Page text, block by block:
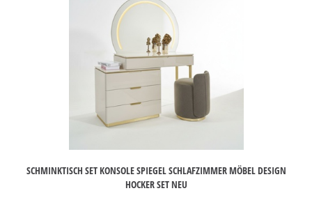
SCHMINKTISCH SET KONSOLE SPIEGEL SCHLAFZIMMER MÖBEL DESIGN
HOCKER SET NEU